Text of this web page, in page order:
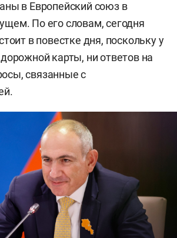
в Европейский союз в
По его словам, сегодня
в повестке дня, поскольку у
карты, ни ответов на
связанные с